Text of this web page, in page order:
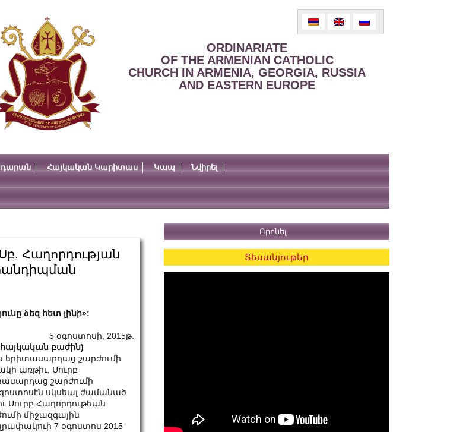
ORDINARIATE
OF THE ARMENIAN CATHOLIC
CHURCH IN ARMENIA, GEORGIA, RUSSIA
AND EASTERN EUROPE
Հայկական Կարիտաս Կապ Նվիրել
Հաղորդության
ձեզ հետ լինի»:
5 օգոստոսի, 2015թ.
բաժին)
երիտասարդաց շարժումի
առթիւ, Սուրբ
շարժումի
սկսեալ ժամանած
Սուրբ Հաղորդութեան
միջազգային
7 օգոստոս 2015-
Տեսանյութեր